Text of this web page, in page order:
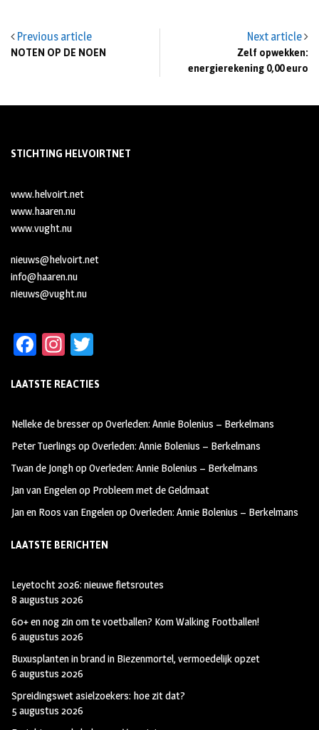
Previous article
NOTEN OP DE NOEN
Next article
Zelf opwekken:
energierekening 0,00 euro
STICHTING HELVOIRTNET
www.helvoirt.net
www.haaren.nu
www.vught.nu
nieuws@helvoirt.net
info@haaren.nu
nieuws@vught.nu
Fa
b
oo
k
In
ag
m
tt
LAATSTE REACTIES
Nelleke de bresseropOverleden: Annie Bolenius – Berkelmans
Peter Tuerlings opOverleden: Annie Bolenius – Berkelmans
Twan de JonghopOverleden: Annie Bolenius – Berkelmans
Jan van Engelenop Probleem met de Geldmaat
Jan en Roos van EngelenopOverleden: Annie Bolenius – Berkelmans
LAATSTE BERICHTEN
Leyetocht 2026: nieuwe fietsroutes
8 augustus 2026
60+ en nog zin om te voetballen? Kom Walking Footballen!
6 augustus 2026
Buxusplanten in brand in Biezenmortel, vermoedelijk opzet
6 augustus 2026
Spreidingswet asielzoekers: hoe zit dat?
5 augustus 2026